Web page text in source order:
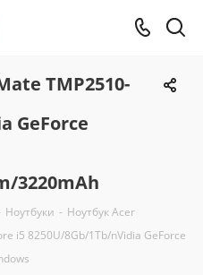
TMP2510-
GeForce
3220mAh
Ноутбуки - Ноутбук Acer
i5 8250U/8Gb/1Tb/nVidia GeForce